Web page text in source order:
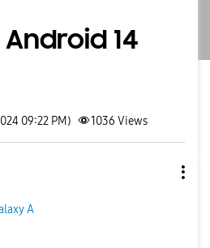
14
09:22 PM) 1036 Views
A